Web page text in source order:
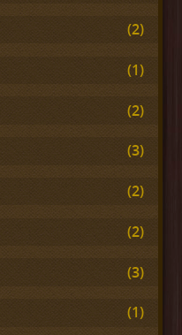
(2)
(1)
(2)
(3)
(2)
(2)
(3)
(1)